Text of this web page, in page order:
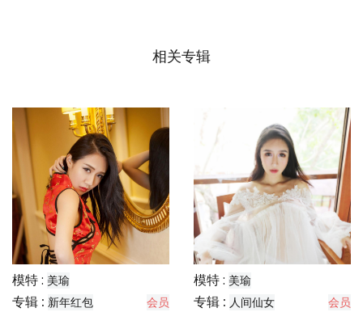
相关专辑
模特 : 美瑜
专辑 : 新年红包 会员
模特 : 美瑜
专辑 : 人间仙女 会员